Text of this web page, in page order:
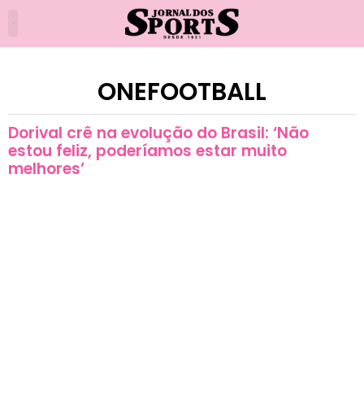
ONEFOOTBALL
Dorival crê na evolução do Brasil: ‘Não
estou feliz, poderíamos estar muito
melhores’